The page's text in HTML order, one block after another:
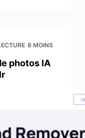
8 MOINS
photos IA